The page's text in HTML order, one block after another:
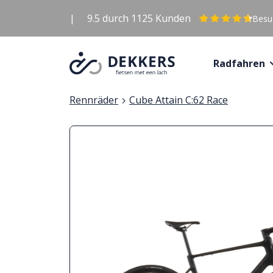
| 9.5 durch 1125 Kunden
Radfahren
Rennräder Cube Attain C:62 Race